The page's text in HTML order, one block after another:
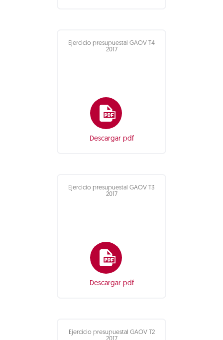
Ejercicio presupuestal GAOV T4
2017
Descargar pdf
Ejercicio presupuestal GAOV T3
2017
Descargar pdf
Ejercicio presupuestal GAOV T2